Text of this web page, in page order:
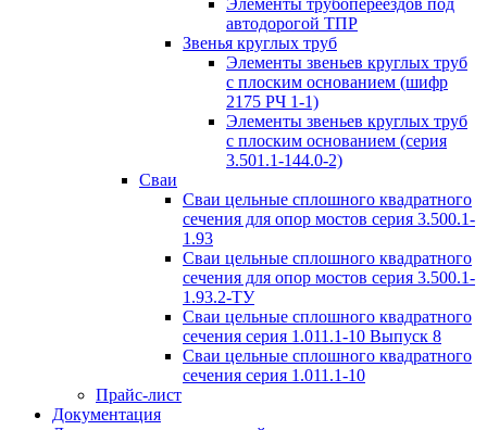
Элементы трубопереездов под
автодорогой ТПР
Звенья круглых труб
Элементы звеньев круглых труб
с плоским основанием (шифр
2175 РЧ 1-1)
Элементы звеньев круглых труб
с плоским основанием (серия
3.501.1-144.0-2)
Сваи
Сваи цельные сплошного квадратного
сечения для опор мостов серия 3.500.1-
1.93
Сваи цельные сплошного квадратного
сечения для опор мостов серия 3.500.1-
1.93.2-ТУ
Сваи цельные сплошного квадратного
сечения серия 1.011.1-10 Выпуск 8
Сваи цельные сплошного квадратного
сечения серия 1.011.1-10
Прайс-лист
Документация